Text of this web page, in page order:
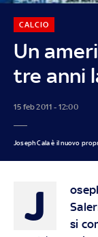
Un
tre anni
CALCIO
15 feb 2011 - 12:00
Joseph Cala è il nuovo
J
si